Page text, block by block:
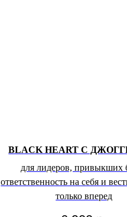
BLACK HEART С
для лидеров, привыкших
ответственность на себя и
только вперед